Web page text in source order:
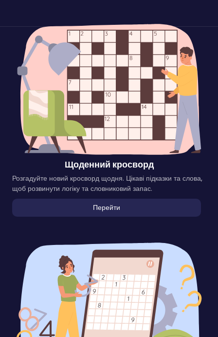
Щоденний кросворд
Розгадуйте новий кросворд щодня. Цікаві підказки та слова,
щоб розвинути логіку та словниковий запас.
Перейти